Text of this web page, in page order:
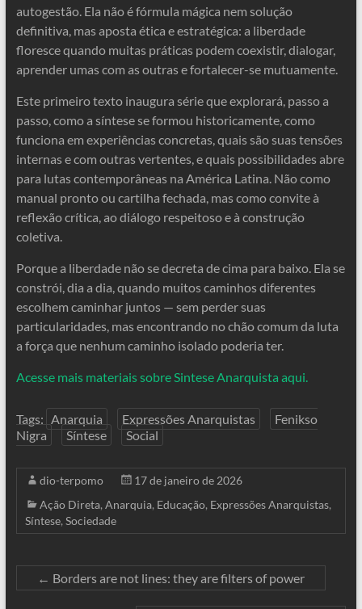
autogestão. Ela não é fórmula mágica nem solução
definitiva, mas aposta ética e estratégica: a liberdade
floresce quando muitas práticas podem coexistir, dialogar,
aprender umas com as outras e fortalecer-se mutuamente.
Este primeiro texto inaugura série que explorará, passo a
passo, como a síntese se formou historicamente, como
funciona em experiências concretas, quais são suas tensões
internas e com outras vertentes, e quais possibilidades abre
para lutas contemporâneas na América Latina. Não como
manual pronto ou cartilha fechada, mas como convite à
reflexão crítica, ao diálogo respeitoso e à construção
coletiva.
Porque a liberdade não se decreta de cima para baixo. Ela se
constrói, dia a dia, quando muitos caminhos diferentes
escolhem caminhar juntos — sem perder suas
particularidades, mas encontrando no chão comum da luta
a força que nenhum caminho isolado poderia ter.
Acesse mais materiais sobre Sintese Anarquista aqui.
Tags: Anarquia Expressões Anarquistas
Fenikso
Nigra
Síntese Social
dio-terpomo
17 de janeiro de 2026
Ação Direta, Anarquia, Educação, Expressões Anarquistas,
Síntese, Sociedade
← Borders are not lines: they are filters of power